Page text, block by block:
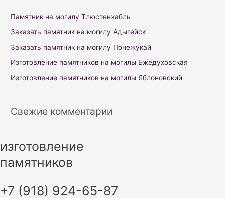
h
f
o
Памятник на могилу Тлюстенхабль
Заказать памятник на могилу Адыгейск
Заказать памятник на могилу Понежукай
Изготовление памятников на могилы Бжедуховская
Изготовление памятников на могилы Яблоновский
Свежие комментарии
изготовление
памятников
+7 (918) 924-65-87